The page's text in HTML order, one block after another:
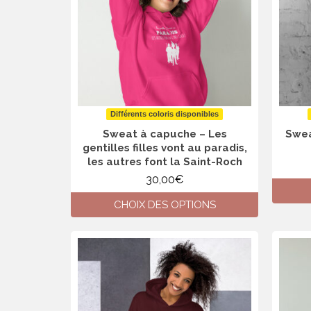
être
choisies
sur
la
page
produit
Différents coloris disponibles
Sweat à capuche – Les
gentilles filles vont au paradis,
les autres font la Saint-Roch
30,00€
CHOIX DES OPTIONS
produit
a
plusieurs
variations.
Les
options